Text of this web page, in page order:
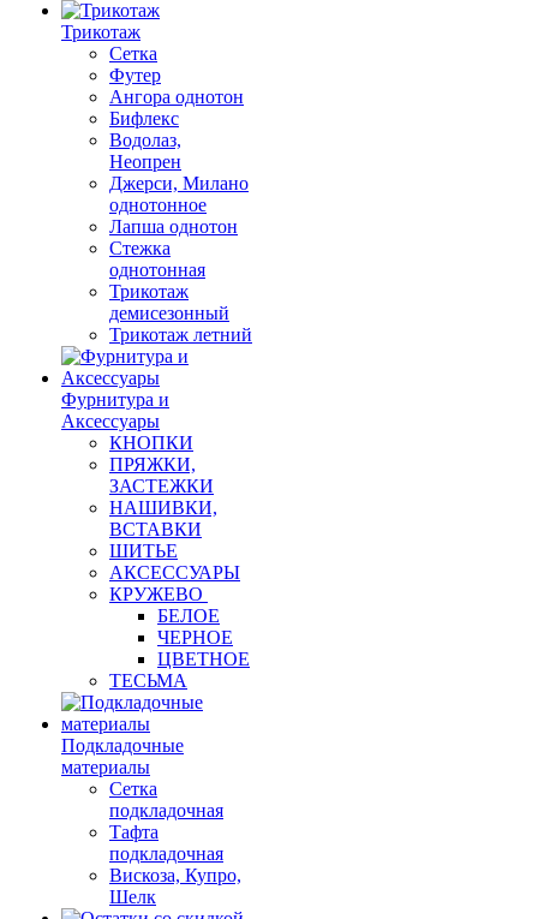
Трикотаж
Сетка
Футер
Ангора однотон
Бифлекс
Водолаз,
Неопрен
Джерси, Милано
однотонное
Лапша однотон
Стежка
однотонная
Трикотаж
демисезонный
Трикотаж летний
Фурнитура и
Аксессуары
КНОПКИ
ПРЯЖКИ,
ЗАСТЕЖКИ
НАШИВКИ,
ВСТАВКИ
ШИТЬЕ
АКСЕССУАРЫ
КРУЖЕВО
БЕЛОЕ
ЧЕРНОЕ
ЦВЕТНОЕ
ТЕСЬМА
Подкладочные
материалы
Сетка
подкладочная
Тафта
подкладочная
Вискоза, Купро,
Шелк